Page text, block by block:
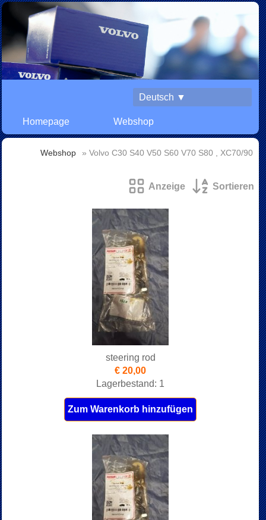
Deutsch ▼
Homepage Webshop
Webshop » Volvo C30 S40 V50 S60 V70 S80 , XC70/90
Anzeige Sortieren
steering rod
€ 20,00
Lagerbestand: 1
Zum Warenkorb hinzufügen